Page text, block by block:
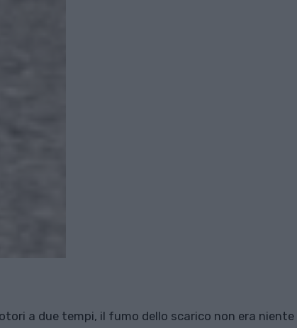
a due tempi, il fumo dello scarico non era niente